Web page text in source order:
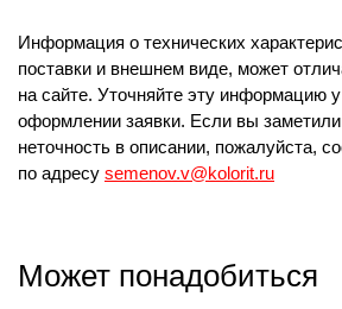
Информация о технических
поставки и внешнем виде, может
на сайте. Уточняйте эту информацию
оформлении заявки. Если вы
неточность в описании, пожалуйста,
по адресу semenov.v@kolorit.ru
Может понадобиться